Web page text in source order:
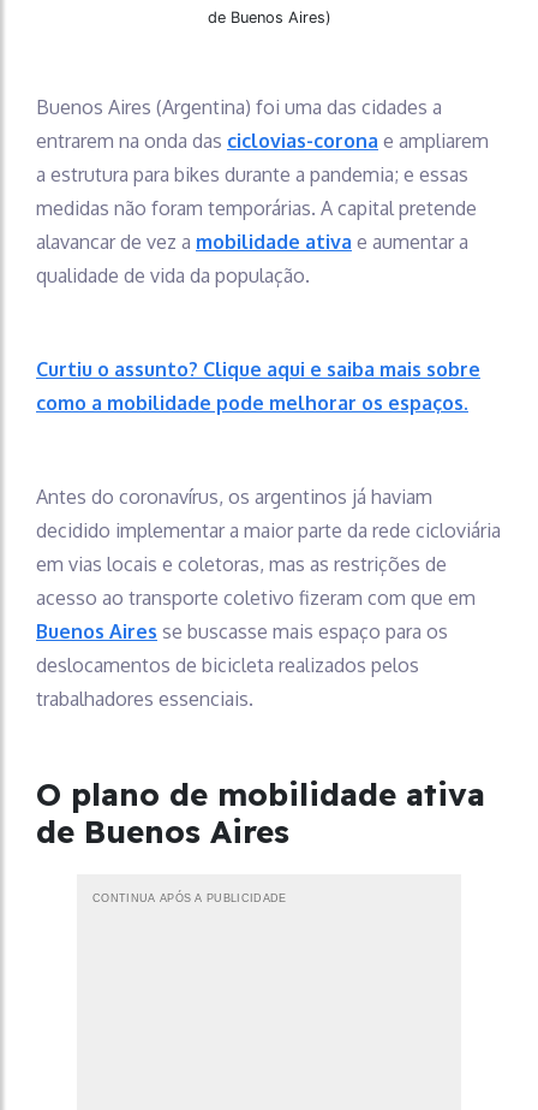
de Buenos Aires)
Buenos Aires (Argentina) foi uma das cidades a
entrarem na onda das ciclovias-corona e ampliarem
a estrutura para bikes durante a pandemia; e essas
medidas não foram temporárias. A capital pretende
alavancar de vez a mobilidade ativa e aumentar a
qualidade de vida da população.
Curtiu o assunto? Clique aqui e saiba mais sobre
como a mobilidade pode melhorar os espaços.
Antes do coronavírus, os argentinos já haviam
decidido implementar a maior parte da rede cicloviária
em vias locais e coletoras, mas as restrições de
acesso ao transporte coletivo fizeram com que em
Buenos Aires se buscasse mais espaço para os
deslocamentos de bicicleta realizados pelos
trabalhadores essenciais.
O plano de mobilidade ativa
de Buenos Aires
CONTINUA APÓS A PUBLICIDADE